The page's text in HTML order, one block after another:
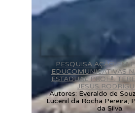
PESQUISA AÇÃO EM
EDUCOMUNICATIVAS
ESTADUAL PROFª.
JESUS
Autores: Everaldo de
Lucenil da Rocha Pereira;
da Silva.